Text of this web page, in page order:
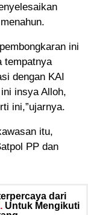
ini
tempatnya
dengan KAI
insya Alloh,
ini,”ujarnya.
itu,
PP dan
dari
Untuk Mengikuti